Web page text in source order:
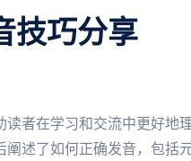
技巧分享
者在学习和交流中更好地
述了如何正确发音，包括